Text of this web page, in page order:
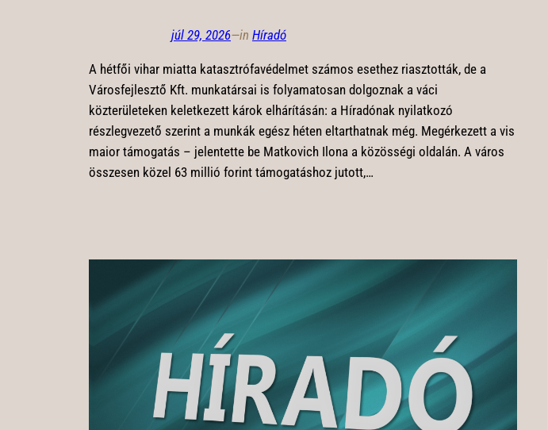
júl 29, 2026—in Híradó
A hétfői vihar miatta katasztrófavédelmet számos esethez riasztották, de a
Városfejlesztő Kft. munkatársai is folyamatosan dolgoznak a váci
közterületeken keletkezett károk elhárításán: a Híradónak nyilatkozó
részlegvezető szerint a munkák egész héten eltarthatnak még. Megérkezett a vis
maior támogatás – jelentette be Matkovich Ilona a közösségi oldalán. A város
összesen közel 63 millió forint támogatáshoz jutott,…